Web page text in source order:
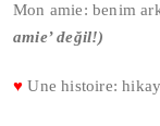
Mon amie: benim
amie’ değil!)
♥ Une histoire: